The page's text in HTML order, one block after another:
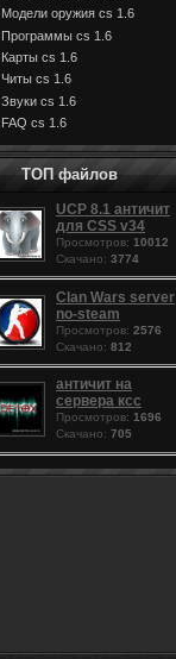
Модели оружия cs 1.6
Программы cs 1.6
Карты cs 1.6
Читы cs 1.6
Звуки cs 1.6
FAQ cs 1.6
ТОП файлов
UCP 8.1 античит
для CSS v34
Просмотров: 10012
Скачано: 3774
Clan Wars server
no-steam
Просмотров: 2576
Скачано: 812
античит на
сервера ксс
Просмотров: 1696
Скачано: 705